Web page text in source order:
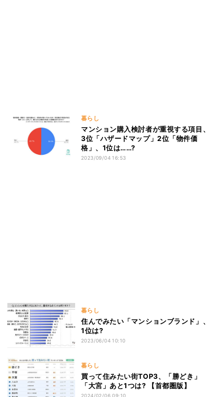
暮らし
マンション購入検討者が重視する項目、
3位「ハザードマップ」2位「物件価
格」、1位は……?
2023/09/04 16:53
暮らし
住んでみたい「マンションブランド」、
1位は?
2023/06/04 10:10
暮らし
買って住みたい街TOP3、「勝どき」
「大宮」あと1つは? 【首都圏版】
2024/02/06 09:10